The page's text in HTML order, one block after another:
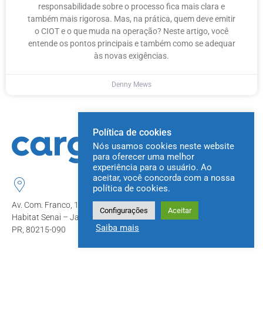
responsabilidade sobre o processo fica mais clara e
também mais rigorosa. Mas, na prática, quem deve emitir
o CIOT e o que muda na operação? Neste artigo, você
entende os pontos principais e também como se adequar
às novas exigências.
Denny Mews
Av. Com. Franco, 1341
Habitat Senai – Jardim Botânico, Curitiba
PR, 80215-090
Política de cookies
Nós usamos cookies neste website
para oferecer uma melhor
experiência para o usuário. Ao
aceitar, você concorda com a nossa
política de cookies.
Configurações Aceitar
Saiba mais